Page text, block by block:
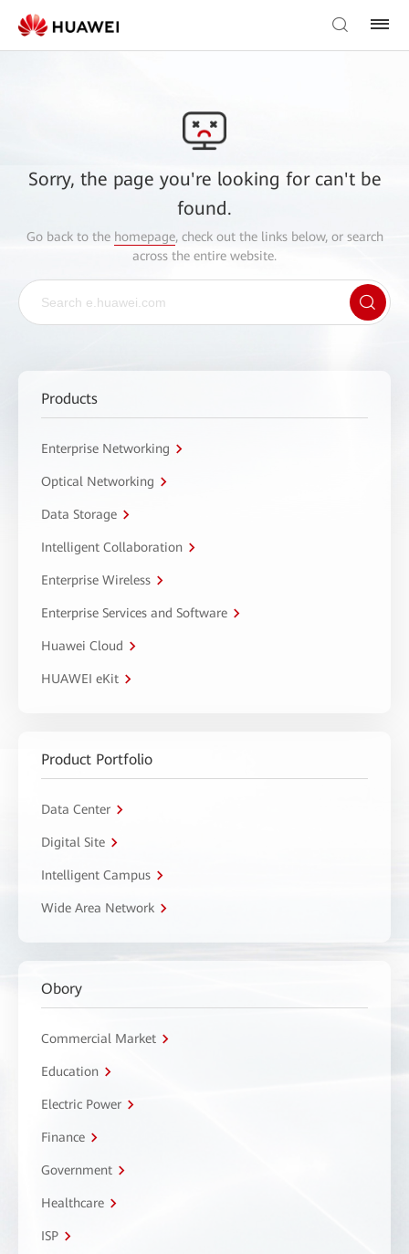
Sorry, the page you're looking for can't be
found.
Go back to the homepage, check out the links below, or search
across the entire website.
Products
Enterprise Networking
Optical Networking
Data Storage
Intelligent Collaboration
Enterprise Wireless
Enterprise Services and Software
Huawei Cloud
HUAWEI eKit
Product Portfolio
Data Center
Digital Site
Intelligent Campus
Wide Area Network
Obory
Commercial Market
Education
Electric Power
Finance
Government
Healthcare
ISP